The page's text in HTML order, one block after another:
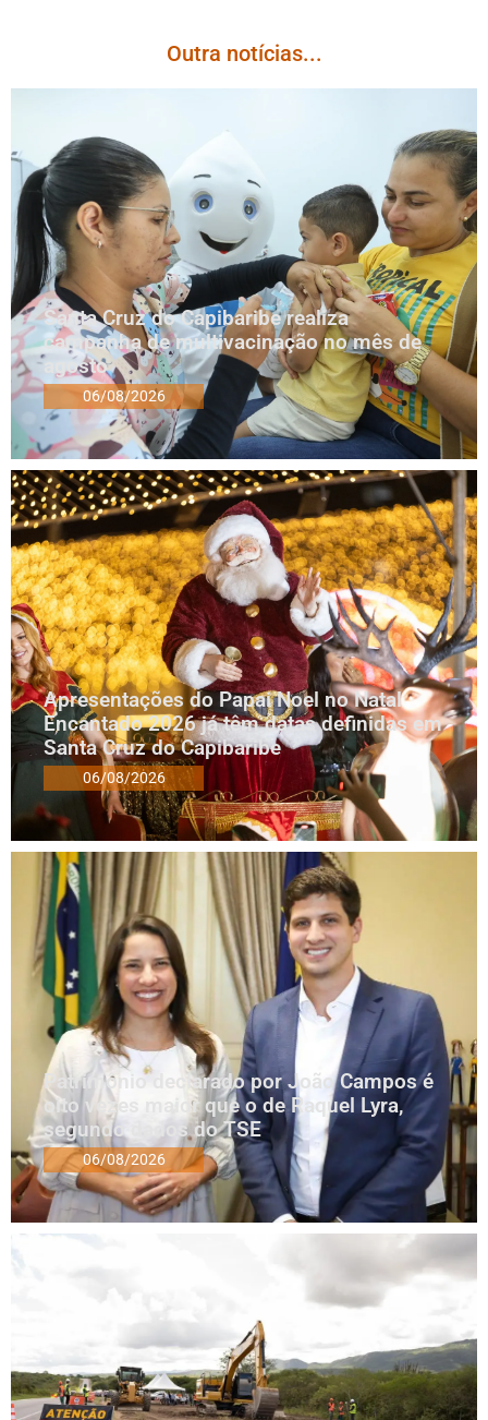
Outra notícias...
Santa Cruz do Capibaribe realiza
campanha de multivacinação no mês de
agosto
06/08/2026
Apresentações do Papai Noel no Natal
Encantado 2026 já têm datas definidas em
Santa Cruz do Capibaribe
06/08/2026
Patrimônio declarado por João Campos é
oito vezes maior que o de Raquel Lyra,
segundo dados do TSE
06/08/2026